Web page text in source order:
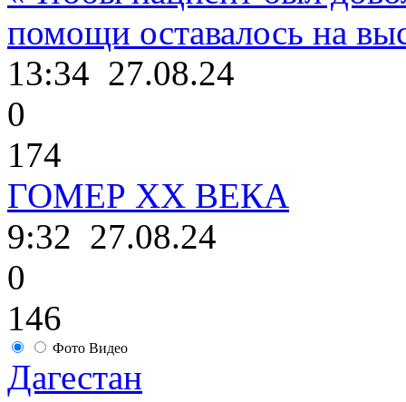
помощи оставалось на
13:34 27.08.24
0
174
ГОМЕР ХХ ВЕКА
9:32 27.08.24
0
146
Фото Видео
Дагестан